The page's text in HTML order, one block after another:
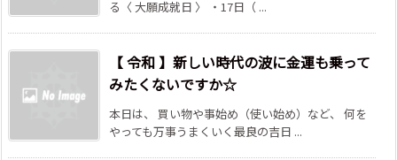
る〈 大願成就日 〉 ・17日（ ...
【 令和 】新しい時代の波に金運も乗って
みたくないですか☆
本日は、 買い物や事始め（使い始め）など、 何を
やっても万事うまくいく最良の吉日 ...